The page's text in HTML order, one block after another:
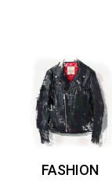
FASHION